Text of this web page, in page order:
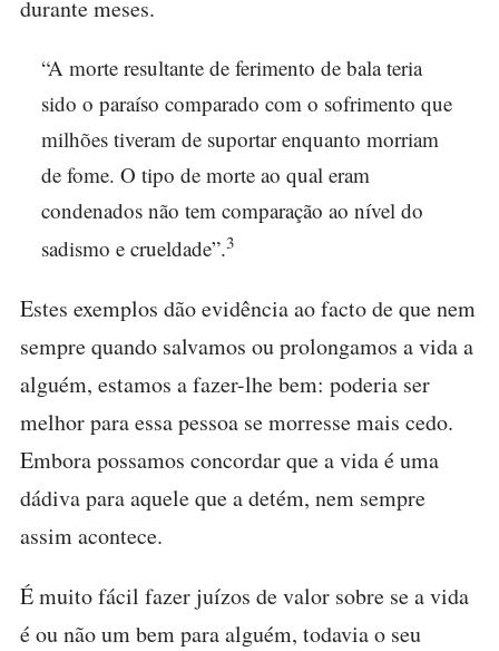
durante meses.
“A morte resultante de ferimento de bala teria
sido o paraíso comparado com o sofrimento que
milhões tiveram de suportar enquanto morriam
de fome. O tipo de morte ao qual eram
condenados não tem comparação ao nível do
sadismo e crueldade”.3
Estes exemplos dão evidência ao facto de que nem
sempre quando salvamos ou prolongamos a vida a
alguém, estamos a fazer-lhe bem: poderia ser
melhor para essa pessoa se morresse mais cedo.
Embora possamos concordar que a vida é uma
dádiva para aquele que a detém, nem sempre
assim acontece.
É muito fácil fazer juízos de valor sobre se a vida
é ou não um bem para alguém, todavia o seu